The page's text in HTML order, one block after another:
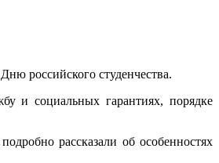
российского студенчества.
и социальных гарантиях, порядке
рассказали об особенностях